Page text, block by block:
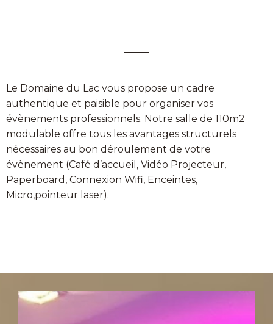
Le Domaine du Lac vous propose un cadre
authentique et paisible pour organiser vos
évènements professionnels. Notre salle de 110m2
modulable offre tous les avantages structurels
nécessaires au bon déroulement de votre
évènement (Café d’accueil, Vidéo Projecteur,
Paperboard, Connexion Wifi, Enceintes,
Micro,pointeur laser).